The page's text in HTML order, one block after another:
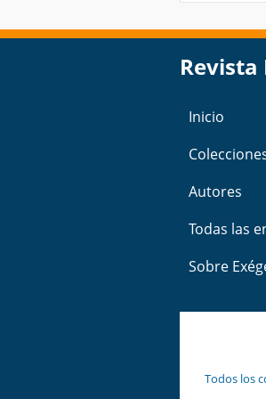
Revista
Inicio
Autores
Todas las
Sobre
Todos los